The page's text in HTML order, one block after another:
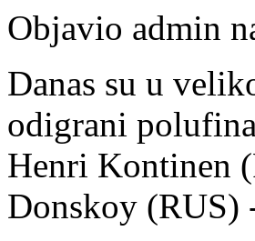
Objavio admin
Danas su u
odigrani
Henri Kontinen
Donskoy (RUS)